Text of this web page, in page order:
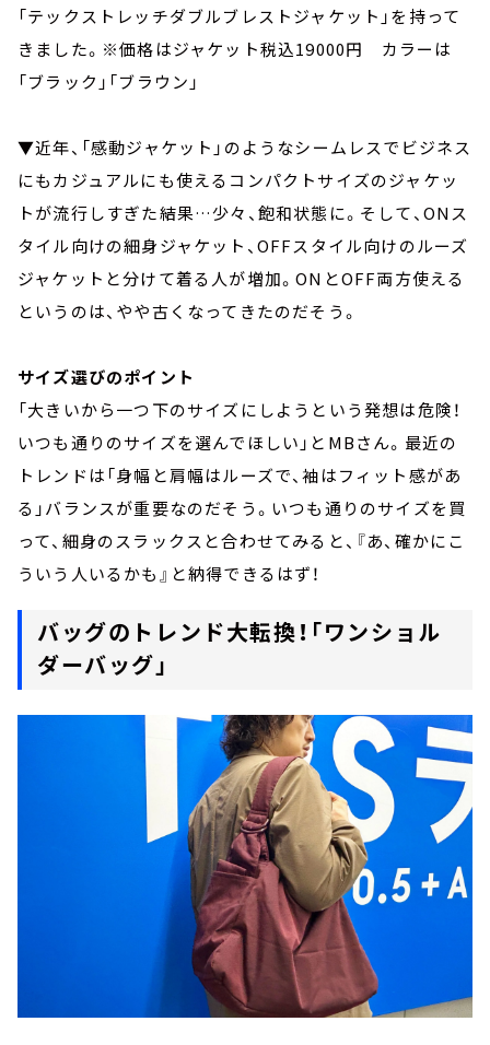
「テックストレッチダブルブレストジャケット」を持って
きました。※価格はジャケット税込19000円 カラーは
「ブラック」「ブラウン」
▼近年、「感動ジャケット」のようなシームレスでビジネス
にもカジュアルにも使えるコンパクトサイズのジャケッ
トが流行しすぎた結果…少々、飽和状態に。そして、ONス
タイル向けの細身ジャケット、OFFスタイル向けのルーズ
ジャケットと分けて着る人が増加。ONとOFF両方使える
というのは、やや古くなってきたのだそう。
サイズ選びのポイント
「大きいから一つ下のサイズにしようという発想は危険！
いつも通りのサイズを選んでほしい」とMBさん。最近の
トレンドは「身幅と肩幅はルーズで、袖はフィット感があ
る」バランスが重要なのだそう。いつも通りのサイズを買
って、細身のスラックスと合わせてみると、『あ、確かにこ
ういう人いるかも』と納得できるはず！
バッグのトレンド大転換！「ワンショル
ダーバッグ」